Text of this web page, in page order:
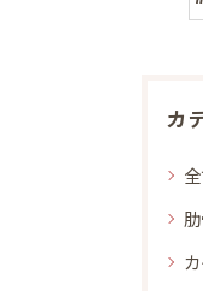
カ